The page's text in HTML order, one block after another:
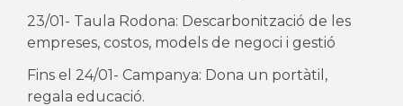
23/01- Taula Rodona: Descarbonització de les
empreses, costos, models de negoci i gestió
Fins el 24/01- Campanya: Dona un portàtil,
regala educació.